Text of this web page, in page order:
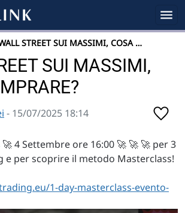
STREET SUI MASSIMI, COSA …
SUI MASSIMI,
- 15/07/2025 18:14
4 Settembre ore 16:00 🚀 🚀 🚀 per 3
e per scoprire il metodo Masterclass!
1-day-masterclass-evento-